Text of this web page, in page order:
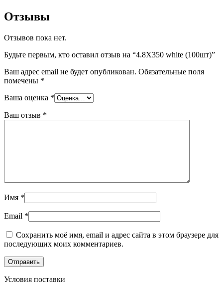
Отзывы
Отзывов пока нет.
Будьте первым, кто оставил отзыв на “4.8X350 white (100шт)”
Ваш адрес email не будет опубликован. Обязательные поля
помечены *
Ваша оценка *
Ваш отзыв *
Имя *
Email *
Сохранить моё имя, email и адрес сайта в этом браузере для
последующих моих комментариев.
Условия поставки